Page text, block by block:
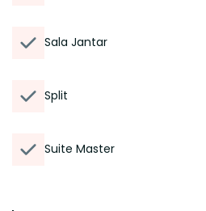
Sala Jantar
Split
Suite Master